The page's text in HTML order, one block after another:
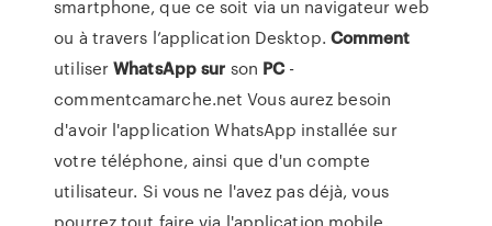
smartphone, que ce soit via un navigateur web
ou à travers l’application Desktop. Comment
utiliserWhatsAppsur son PC-
commentcamarche.net Vous aurez besoin
d'avoir l'application WhatsApp installée sur
votre téléphone, ainsi que d'un compte
utilisateur. Si vous ne l'avez pas déjà, vous
pourrez tout faire via l'application mobile.